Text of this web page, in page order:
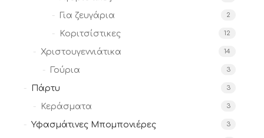
Για ζευγάρια 2
Κοριτσίστικες 12
Χριστουγεννιάτικα 14
Γούρια 3
Πάρτυ 3
Κεράσματα 3
Υφασμάτινες Μπομπονιέρες 3